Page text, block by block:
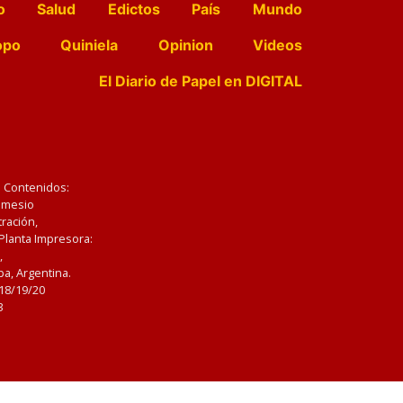
Salud Edictos País
Mundo
Quiniela Opinion
Videos
El Diario de Papel en DIGITAL
Impresora:
Argentina.
19/20